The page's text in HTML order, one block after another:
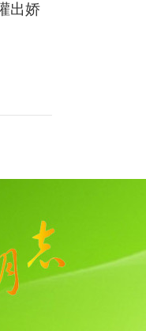
出娇